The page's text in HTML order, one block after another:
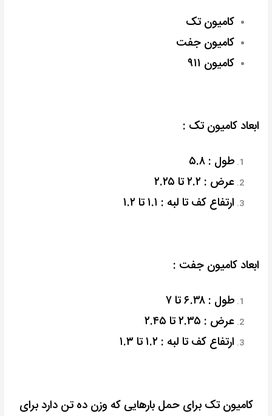
کامیون تک
کامیون جفت
کامیون ۹۱۱
ابعاد کامیون تک :
طول : ۵.۸
عرض : ۲.۲ تا ۲.۲۵
ارتفاع کف تا لبه : ۱.۱ تا ۱.۲
ابعاد کامیون جفت :
طول : ۶.۳۸ تا ۷
عرض : ۲.۳۵ تا ۲.۴۵
ارتفاع کف تا لبه : ۱.۲ تا ۱.۳
کامیون تک برای حمل بارهایی که وزن ده تن دارد برای